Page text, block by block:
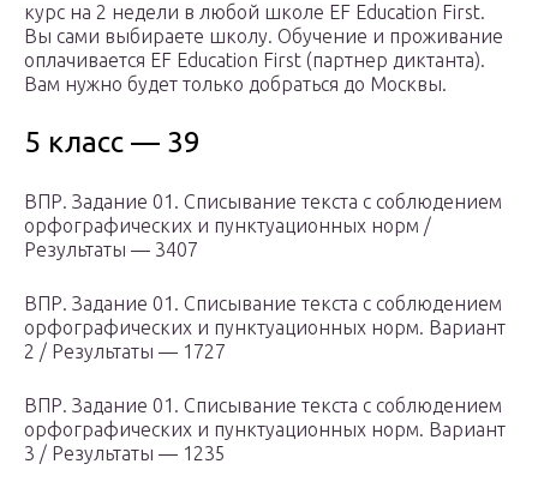
курс на 2 недели в любой школе EF Education First.
Вы сами выбираете школу. Обучение и проживание
оплачивается EF Education First (партнер диктанта).
Вам нужно будет только добраться до Москвы.
5 класс — 39
ВПР. Задание 01. Списывание текста с соблюдением
орфографических и пунктуационных норм /
Результаты — 3407
ВПР. Задание 01. Списывание текста с соблюдением
орфографических и пунктуационных норм. Вариант
2 / Результаты — 1727
ВПР. Задание 01. Списывание текста с соблюдением
орфографических и пунктуационных норм. Вариант
3 / Результаты — 1235